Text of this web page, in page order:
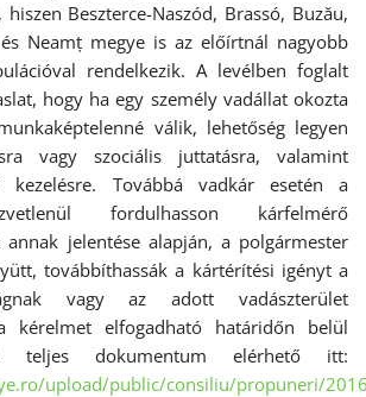
Beszterce-Naszód, Brassó, Buzău,
Neamț megye is az előírtnál nagyobb
rendelkezik. A levélben foglalt
hogy ha egy személy vadállat okozta
válik, lehetőség legyen
vagy szociális juttatásra, valamint
kezelésre. Továbbá vadkár esetén a
fordulhasson kárfelmérő
annak jelentése alapján, a polgármester
továbbíthassák a kártérítési igényt a
vagy az adott vadászterület
kérelmet elfogadható határidőn belül
dokumentum elérhető itt:
upload/public/consiliu/propuneri/